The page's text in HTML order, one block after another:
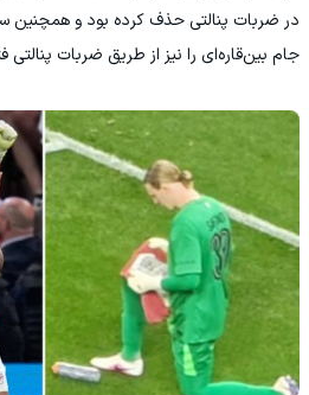
در ضربات پنالتی حذف کرده بود و همچنین
جام بین‌قاره‌ای را نیز از طریق ضربات پنالتی